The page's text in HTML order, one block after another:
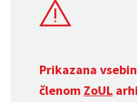
Prikazana
členom ZoUL